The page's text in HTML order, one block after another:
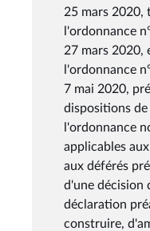
25 mars 2020,
l'ordonnance
27 mars 2020,
l'ordonnance
7 mai 2020,
dispositions
l'ordonnance
applicables
aux déférés
d'une décision
déclaration
construire,